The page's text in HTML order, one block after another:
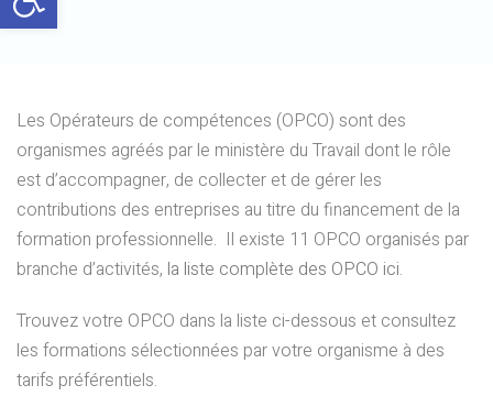
Les Opérateurs de compétences (OPCO) sont des
organismes agréés par le ministère du Travail dont le rôle
est d’accompagner, de collecter et de gérer les
contributions des entreprises au titre du financement de la
formation professionnelle. Il existe 11 OPCO organisés par
branche d’activités, la liste complète des OPCO ici.
Trouvez votre OPCO dans la liste ci-dessous et consultez
les formations sélectionnées par votre organisme à des
tarifs préférentiels.